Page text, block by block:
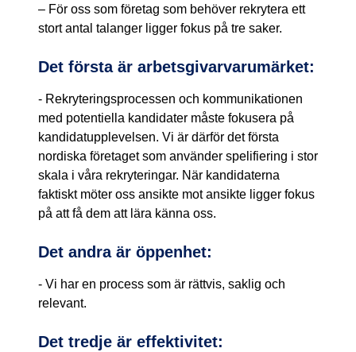
– För oss som företag som behöver rekrytera ett
stort antal talanger ligger fokus på tre saker.
Det första är arbetsgivarvarumärket:
- Rekryteringsprocessen och kommunikationen
med potentiella kandidater måste fokusera på
kandidatupplevelsen. Vi är därför det första
nordiska företaget som använder spelifiering i stor
skala i våra rekryteringar. När kandidaterna
faktiskt möter oss ansikte mot ansikte ligger fokus
på att få dem att lära känna oss.
Det andra är öppenhet:
- Vi har en process som är rättvis, saklig och
relevant.
Det tredje är effektivitet: